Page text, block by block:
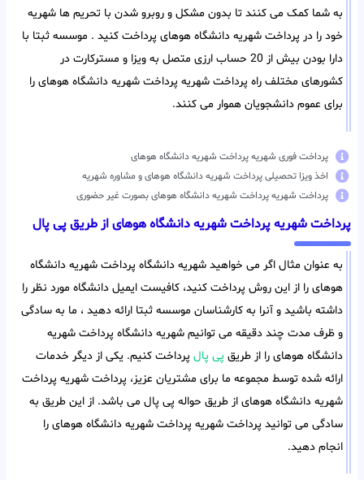
به شما کمک می کنند تا بدون مشکل و روبرو شدن با تحریم ها شهریه
خود را در پرداخت شهریه دانشگاه هوهای پرداخت کنید . موسسه ثبتا با
دارا بودن بیش از 20 حساب ارزی متصل به ویزا و مسترکارت در
کشورهای مختلف راه پرداخت شهریه پرداخت شهریه دانشگاه هوهای را
برای عموم دانشجویان هموار می کنند.
پرداخت فوری شهریه پرداخت شهریه دانشگاه هوهای
اخذ ویزا تحصیلی پرداخت شهریه دانشگاه هوهای و مشاوره شهریه
پرداخت شهریه پرداخت شهریه دانشگاه هوهای بصورت غیر حضوری
پرداخت شهریه پرداخت شهریه دانشگاه هوهای از طریق پی پال
به عنوان مثال اگر می خواهید شهریه دانشگاه پرداخت شهریه دانشگاه
هوهای را از این روش پرداخت کنید، کافیست ایمیل دانشگاه مورد نظر را
داشته باشید و آنرا به کارشناسان موسسه ثبتا ارائه دهید ، ما به سادگی
و ظرف مدت چند دقیقه می توانیم شهریه دانشگاه پرداخت شهریه
دانشگاه هوهای را از طریق پی پال پرداخت کنیم. یکی از دیگر خدمات
ارائه شده توسط مجموعه ما برای مشتریان عزیز، پرداخت شهریه پرداخت
شهریه دانشگاه هوهای از طریق حواله پی پال می باشد. از این طریق به
سادگی می توانید پرداخت شهریه پرداخت شهریه دانشگاه هوهای را
انجام دهید.